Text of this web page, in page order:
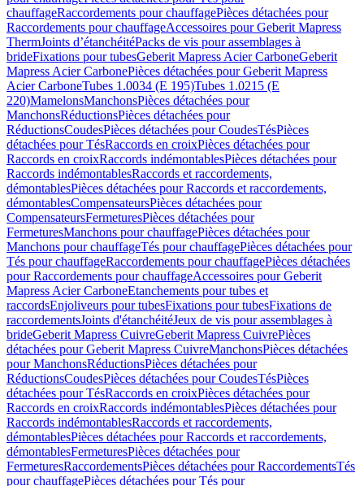
chauffageRaccordements pour chauffagePièces détachées pour
Raccordements pour chauffageAccessoires pour Geberit Mapress
ThermJoints d’étanchéitéPacks de vis pour assemblages à
brideFixations pour tubesGeberit Mapress Acier CarboneGeberit
Mapress Acier CarbonePièces détachées pour Geberit Mapress
Acier CarboneTubes 1.0034 (E 195)Tubes 1.0215 (E
220)MamelonsManchonsPièces détachées pour
ManchonsRéductionsPièces détachées pour
RéductionsCoudesPièces détachées pour CoudesTésPièces
détachées pour TésRaccords en croixPièces détachées pour
Raccords en croixRaccords indémontablesPièces détachées pour
Raccords indémontablesRaccords et raccordements,
démontablesPièces détachées pour Raccords et raccordements,
démontablesCompensateursPièces détachées pour
CompensateursFermeturesPièces détachées pour
FermeturesManchons pour chauffagePièces détachées pour
Manchons pour chauffageTés pour chauffagePièces détachées pour
Tés pour chauffageRaccordements pour chauffagePièces détachées
pour Raccordements pour chauffageAccessoires pour Geberit
Mapress Acier CarboneEtanchements pour tubes et
raccordsEnjoliveurs pour tubesFixations pour tubesFixations de
raccordementsJoints d'étanchéitéJeux de vis pour assemblages à
brideGeberit Mapress CuivreGeberit Mapress CuivrePièces
détachées pour Geberit Mapress CuivreManchonsPièces détachées
pour ManchonsRéductionsPièces détachées pour
RéductionsCoudesPièces détachées pour CoudesTésPièces
détachées pour TésRaccords en croixPièces détachées pour
Raccords en croixRaccords indémontablesPièces détachées pour
Raccords indémontablesRaccords et raccordements,
démontablesPièces détachées pour Raccords et raccordements,
démontablesFermeturesPièces détachées pour
FermeturesRaccordementsPièces détachées pour RaccordementsTés
pour chauffagePièces détachées pour Tés pour